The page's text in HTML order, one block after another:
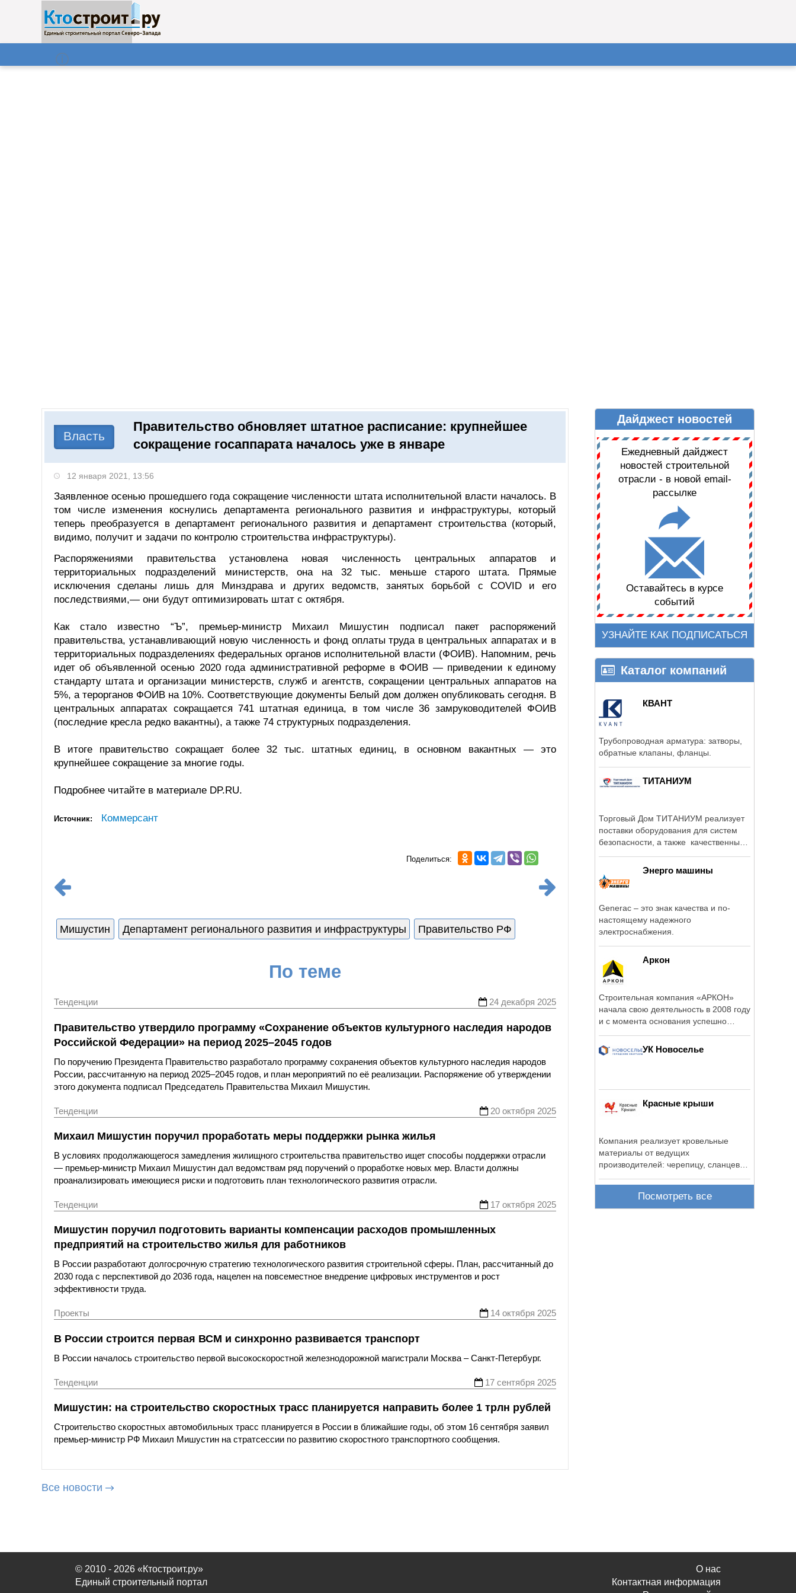
КЛЮЧЕВЫЕ ФИГУРЫ ДАЙДЖЕСТ НОВОСТЕЙ
Власть
Правительство обновляет штатное расписание: крупнейшее
сокращение госаппарата началось уже в январе
12 января 2021, 13:56
Заявленное осенью прошедшего года сокращение численности штата исполнительной власти началось. В
том числе изменения коснулись департамента регионального развития и инфраструктуры, который
теперь преобразуется в департамент регионального развития и департамент строительства (который,
видимо, получит и задачи по контролю строительства инфраструктуры).
Распоряжениями правительства установлена новая численность центральных аппаратов и
территориальных подразделений министерств, она на 32 тыс. меньше старого штата. Прямые
исключения сделаны лишь для Минздрава и других ведомств, занятых борьбой с COVID и его
последствиями,— они будут оптимизировать штат с октября.
Как стало известно “Ъ”, премьер-министр Михаил Мишустин подписал пакет распоряжений
правительства, устанавливающий новую численность и фонд оплаты труда в центральных аппаратах и в
территориальных подразделениях федеральных органов исполнительной власти (ФОИВ). Напомним, речь
идет об объявленной осенью 2020 года административной реформе в ФОИВ — приведении к единому
стандарту штата и организации министерств, служб и агентств, сокращении центральных аппаратов на
5%, а терорганов ФОИВ на 10%. Соответствующие документы Белый дом должен опубликовать сегодня. В
центральных аппаратах сокращается 741 штатная единица, в том числе 36 замруководителей ФОИВ
(последние кресла редко вакантны), а также 74 структурных подразделения.
В итоге правительство сокращает более 32 тыс. штатных единиц, в основном вакантных — это
крупнейшее сокращение за многие годы.
Подробнее читайте в материале DP.RU.
Источник: Коммерсант
Поделиться:
Мишустин Департамент регионального развития и инфраструктуры Правительство РФ
По теме
Тенденции 24 декабря 2025
Правительство утвердило программу «Сохранение объектов культурного наследия народов
Российской Федерации» на период 2025–2045 годов
По поручению Президента Правительство разработало программу сохранения объектов культурного наследия народов
России, рассчитанную на период 2025–2045 годов, и план мероприятий по её реализации. Распоряжение об утверждении
этого документа подписал Председатель Правительства Михаил Мишустин.
Тенденции 20 октября 2025
Михаил Мишустин поручил проработать меры поддержки рынка жилья
В условиях продолжающегося замедления жилищного строительства правительство ищет способы поддержки отрасли
— премьер-министр Михаил Мишустин дал ведомствам ряд поручений о проработке новых мер. Власти должны
проанализировать имеющиеся риски и подготовить план технологического развития отрасли.
Тенденции 17 октября 2025
Мишустин поручил подготовить варианты компенсации расходов промышленных
предприятий на строительство жилья для работников
В России разработают долгосрочную стратегию технологического развития строительной сферы. План, рассчитанный до
2030 года с перспективой до 2036 года, нацелен на повсеместное внедрение цифровых инструментов и рост
эффективности труда.
Проекты 14 октября 2025
В России строится первая ВСМ и синхронно развивается транспорт
В России началось строительство первой высокоскоростной железнодорожной магистрали Москва – Санкт-Петербург.
Тенденции 17 сентября 2025
Мишустин: на строительство скоростных трасс планируется направить более 1 трлн рублей
Строительство скоростных автомобильных трасс планируется в России в ближайшие годы, об этом 16 сентября заявил
премьер-министр РФ Михаил Мишустин на стратсессии по развитию скоростного транспортного сообщения.
Все новости
Дайджест новостей
Ежедневный дайджест
новостей строительной
отрасли - в новой email-
рассылке
Оставайтесь в курсе
событий
УЗНАЙТЕ КАК ПОДПИСАТЬСЯ
Каталог компаний
КВАНТ
Трубопроводная арматура: затворы,
обратные клапаны, фланцы.
ТИТАНИУМ
Торговый Дом ТИТАНИУМ реализует
поставки оборудования для систем
безопасности, а также качественным
Энерго машины
Generac – это знак качества и по-
настоящему надежного
электроснабжения.
Аркон
Строительная компания «АРКОН»
начала свою деятельность в 2008 году
и с момента основания успешно
УК Новоселье
Красные крыши
Компания реализует кровельные
материалы от ведущих
производителей: черепицу, сланцевые
Посмотреть все
© 2010 - 2026 «Ктостроит.ру»
Единый строительный портал
О нас
Контактная информация